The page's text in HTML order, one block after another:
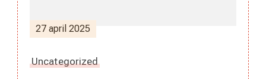
27 april 2025
Uncategorized